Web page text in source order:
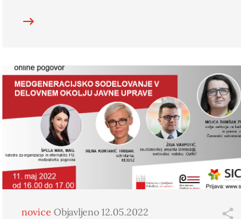
novice Objavljeno 12.05.2022